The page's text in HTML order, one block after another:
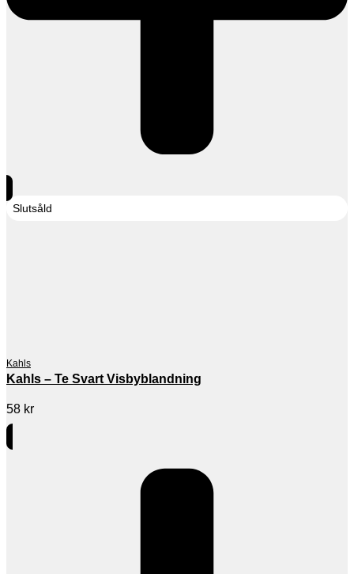
Slutsåld
Kahls
Kahls – Te Svart Visbyblandning
58 kr